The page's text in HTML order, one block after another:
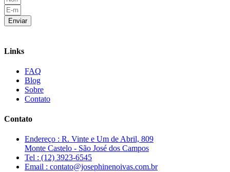
Enviar
Links
FAQ
Blog
Sobre
Contato
Contato
Endereço : R. Vinte e Um de Abril, 809
Monte Castelo - São José dos Campos
Tel : (12) 3923-6545
Email : contato@josephinenoivas.com.br